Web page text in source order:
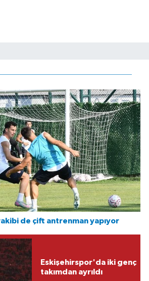
de çift antrenman yapıyor
Eskişehirspor'da iki genç
takımdan ayrıldı